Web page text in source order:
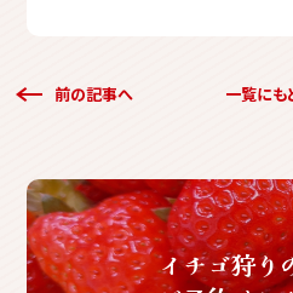
前の記事へ 一覧にも
イチゴ狩り